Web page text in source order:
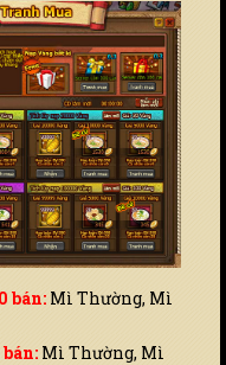
bán: Mì Thường, Mì
Mì Thường, Mì